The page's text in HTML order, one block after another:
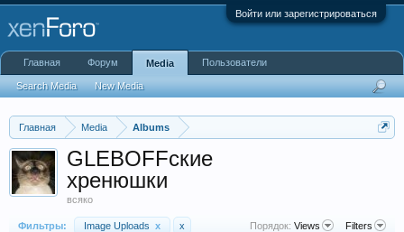
Войти или зарегистрироваться
Главная Media Albums
GLEBOFFские
хренюшки
всяко
Фильтры: Image Uploads x x Порядок: Views Filters
Главная Форум Media
Search Media New Media
Пользователи